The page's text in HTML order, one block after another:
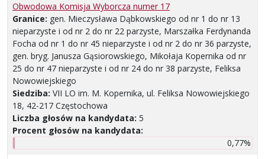
Obwodowa Komisja Wyborcza numer 17
Granice: gen. Mieczysława Dąbkowskiego od nr 1 do nr 13
nieparzyste i od nr 2 do nr 22 parzyste, Marszałka Ferdynanda
Focha od nr 1 do nr 45 nieparzyste i od nr 2 do nr 36 parzyste,
gen. bryg. Janusza Gąsiorowskiego, Mikołaja Kopernika od nr
25 do nr 47 nieparzyste i od nr 24 do nr 38 parzyste, Feliksa
Nowowiejskiego
Siedziba: VII LO im. M. Kopernika, ul. Feliksa Nowowiejskiego
18, 42-217 Częstochowa
Liczba głosów na kandydata: 5
Procent głosów na kandydata:
0,77%